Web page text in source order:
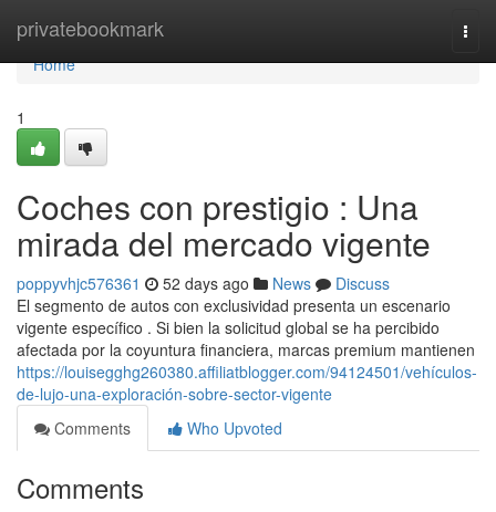
privatebookmark
Home
Home
1
Coches con prestigio : Una
mirada del mercado vigente
poppyvhjc576361 52 days ago News
Discuss
El segmento de autos con exclusividad presenta un escenario
vigente específico . Si bien la solicitud global se ha percibido
afectada por la coyuntura financiera, marcas premium mantienen
https://louisegghg260380.affiliatblogger.com/94124501/vehículos-
de-lujo-una-exploración-sobre-sector-vigente
Comments
Who Upvoted
Comments